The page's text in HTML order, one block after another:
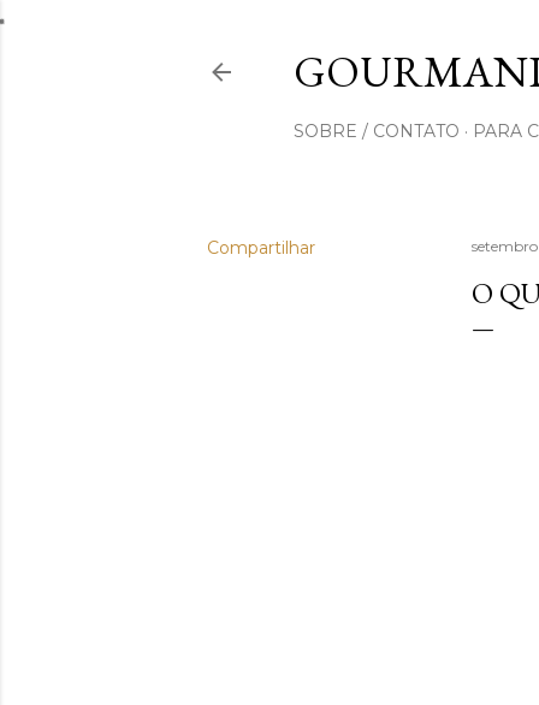
SOBRE / CONTATO PARA
Compartilhar
O